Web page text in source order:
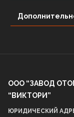
ООО “ЗАВОД
“ВИКТОРИ”
ЮРИДИЧЕСКИЙ